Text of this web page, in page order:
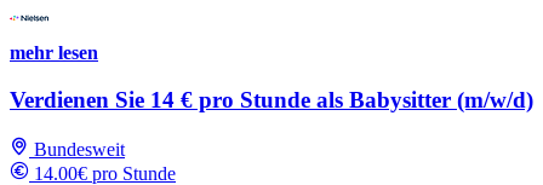
mehr lesen
Verdienen Sie 14 € pro Stunde als Babysitter (m/w/d)
Bundesweit
14.00€ pro Stunde